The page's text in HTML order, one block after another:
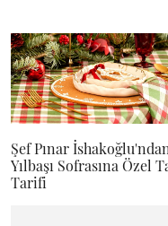
Şef Pınar
Yılbaşı Sofrasına Özel
Tarifi